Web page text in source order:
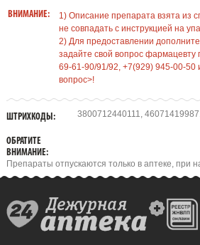
ВНИМАНИЕ:
1) Описание препарата взята из
не совпадать с инструкцией на
2) Для предоставлении
задайте свой вопрос
69-61-90/91/92, +7(929) 945-00-50
вопрос>!
ШТРИХКОДЫ: 3800712440111,
ОБРАТИТЕ
ВНИМАНИЕ:
Препараты отпускаются только в аптеке, при